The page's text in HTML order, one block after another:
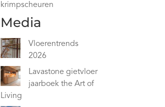
krimpscheuren
Media
Vloerentrends
2026
Lavastone gietvloer
jaarboek the Art of
Living